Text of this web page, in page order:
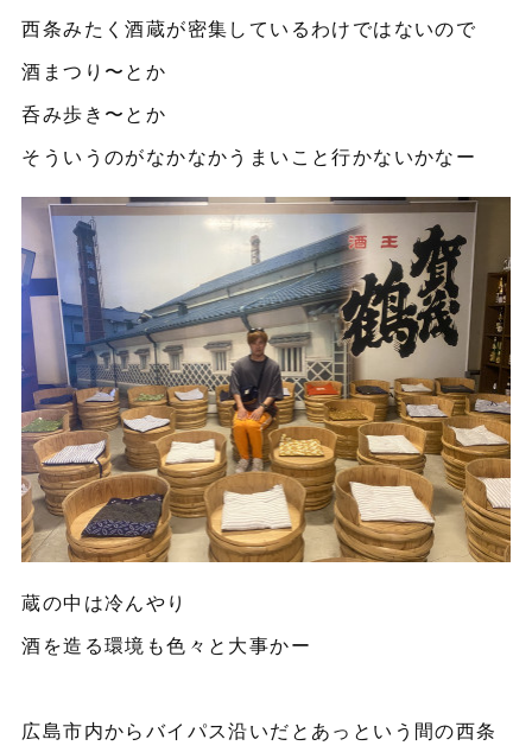
西条みたく酒蔵が密集しているわけではないので
酒まつり〜とか
呑み歩き〜とか
そういうのがなかなかうまいこと行かないかなー
蔵の中は冷んやり
酒を造る環境も色々と大事かー
広島市内からバイパス沿いだとあっという間の西条